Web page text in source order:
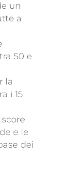
un
a
50 e
la
i 15
e le
dei